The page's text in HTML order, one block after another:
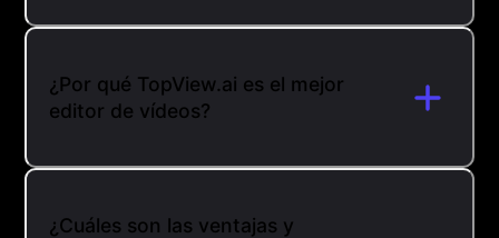
¿Por qué TopView.ai es el mejor
editor de vídeos?
¿Cuáles son las ventajas y